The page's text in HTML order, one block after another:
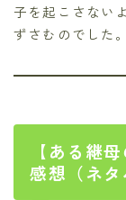
子を起こさない
ずさむのでした。
【ある継
感想（ネタ